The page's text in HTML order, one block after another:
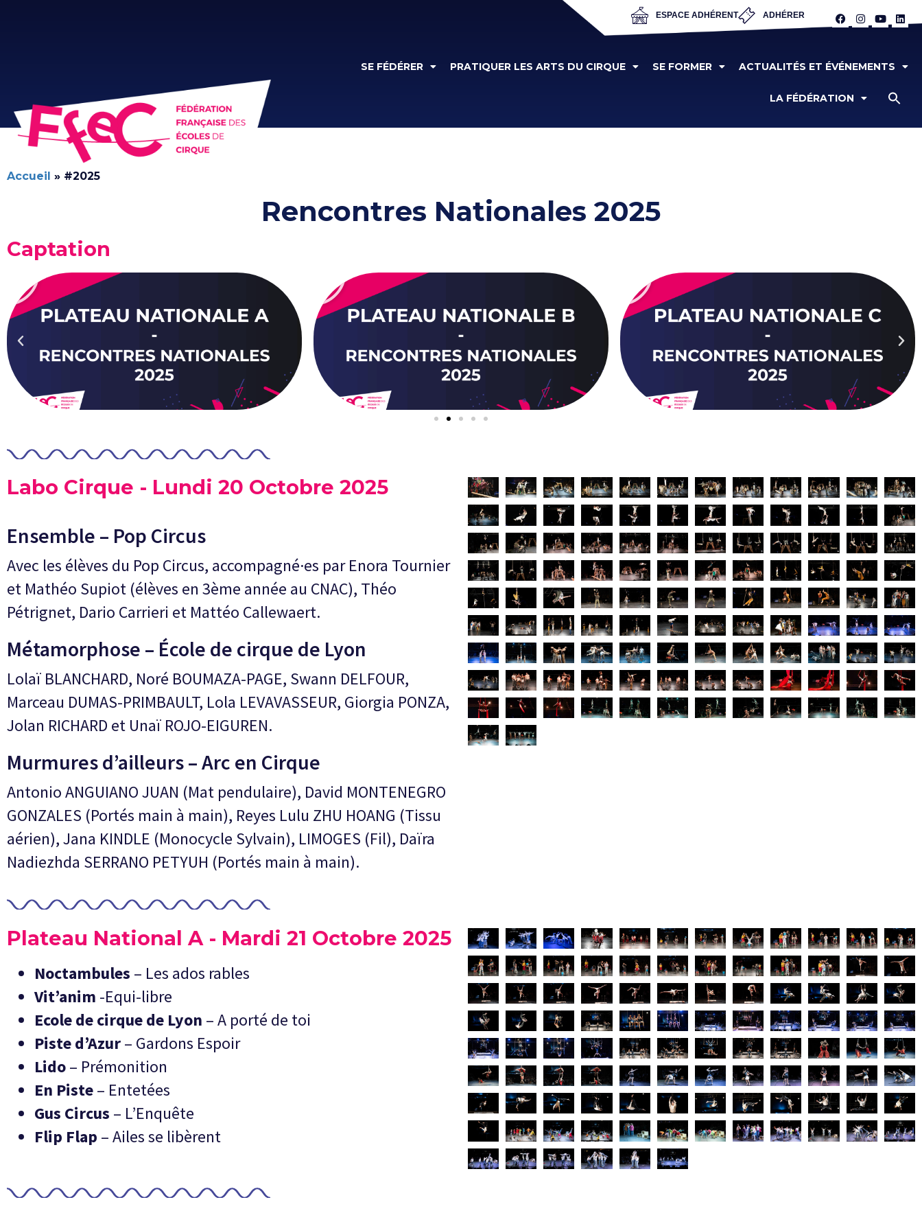
ESPACE ADHÉRENT ADHÉRER
SE FÉDÉRER PRATIQUER LES ARTS DU CIRQUE SE FORMER ACTUALITÉS ET ÉVÉNEMENTS
LA FÉDÉRATION
Accueil » #2025
Rencontres Nationales 2025
Captation
Labo Cirque - Lundi 20 Octobre 2025
Ensemble – Pop Circus
Avec les élèves du Pop Circus, accompagné·es par Enora Tournier
et Mathéo Supiot (élèves en 3ème année au CNAC), Théo
Pétrignet, Dario Carrieri et Mattéo Callewaert.
Métamorphose – École de cirque de Lyon
Lolaï BLANCHARD, Noré BOUMAZA-PAGE, Swann DELFOUR,
Marceau DUMAS-PRIMBAULT, Lola LEVAVASSEUR, Giorgia PONZA,
Jolan RICHARD et Unaï ROJO-EIGUREN.
Murmures d’ailleurs – Arc en Cirque
Antonio ANGUIANO JUAN (Mat pendulaire), David MONTENEGRO
GONZALES (Portés main à main), Reyes Lulu ZHU HOANG (Tissu
aérien), Jana KINDLE (Monocycle Sylvain), LIMOGES (Fil), Daïra
Nadiezhda SERRANO PETYUH (Portés main à main).
Plateau National A - Mardi 21 Octobre 2025
Noctambules – Les ados rables
Vit’anim -Equi-libre
Ecole de cirque de Lyon – A porté de toi
Piste d’Azur– Gardons Espoir
Lido– Prémonition
En Piste– Entetées
Gus Circus – L’Enquête
Flip Flap – Ailes se libèrent